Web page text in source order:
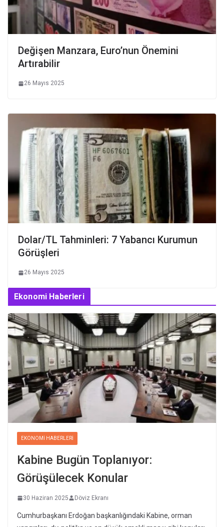
Değişen Manzara, Euro’nun Önemini
Artırabilir
26 Mayıs 2025
Dolar/TL Tahminleri: 7 Yabancı Kurumun
Görüşleri
26 Mayıs 2025
Ekonomi Haberleri
EKONOMI HABERLERI
Kabine Bugün Toplanıyor:
Görüşülecek Konular
30 Haziran 2025 Döviz Ekranı
Cumhurbaşkanı Erdoğan başkanlığındaki Kabine, orman